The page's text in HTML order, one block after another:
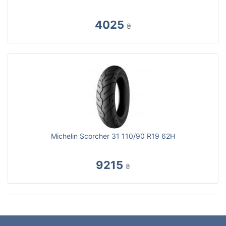
4025 ₴
Michelin Scorcher 31 110/90 R19 62H
9215 ₴